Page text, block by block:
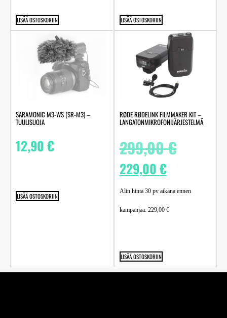
LISÄÄ OSTOSKORIIN LISÄÄ OSTOSKORIIN
SARAMONIC M3-WS (SR-M3) –
TUULISUOJA
12,90€
LISÄÄ OSTOSKORIIN
RØDE RØDELINK FILMMAKER KIT –
LANGATONMIKROFONIJÄRJESTELMÄ
299,00€
229,00€
Alin hinta 30 pv aikana ennen
kampanjaa: 229,00 €
LISÄÄ OSTOSKORIIN